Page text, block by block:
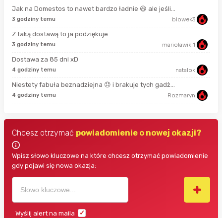
Jak na Domestos to nawet bardzo ładnie 😃 ale jeśli...
3 godziny temu blowek3
Z taką dostawą to ja podziękuje
3 godziny temu mariolawiki1
Dostawa za 85 dni xD
4 godziny temu natalok
Niestety fabuła beznadziejna 😞 i brakuje tych gadż...
4 godziny temu Rozmaryn
Chcesz otrzymać powiadomienie o nowej okazji?
Wpisz słowo kluczowe na które chcesz otrzymać powiadomienie
gdy pojawi się nowa okazja:
Wyślij alert na maila